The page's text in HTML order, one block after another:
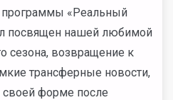
программы «Реальный
посвящен нашей любимой
сезона, возвращение к
трансферные новости,
своей форме после